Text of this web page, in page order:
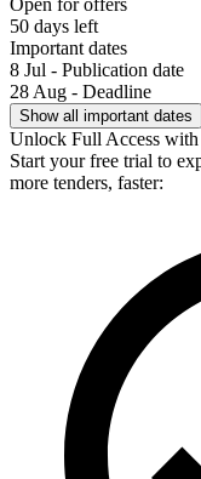
50 days left
Important dates
8 Jul - Publication date
28 Aug - Deadline
Show all important dates
Unlock Full Access
Start your free trial to
more tenders, faster: